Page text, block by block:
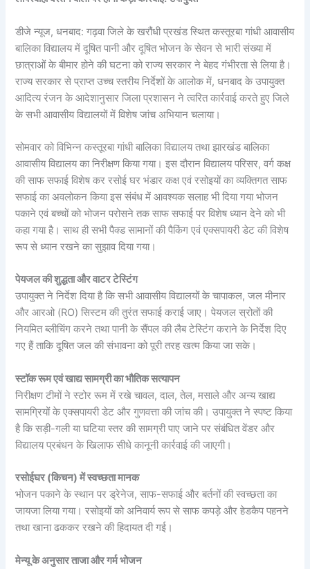
डीजे न्यूज, धनबाद: गढ़वा जिले के खरौंधी प्रखंड स्थित कस्तूरबा गांधी आवासीय
बालिका विद्यालय में दूषित पानी और दूषित भोजन के सेवन से भारी संख्या में
छात्राओं के बीमार होने की घटना को राज्य सरकार ने बेहद गंभीरता से लिया है।
राज्य सरकार से प्राप्त उच्च स्तरीय निर्देशों के आलोक में, धनबाद के उपायुक्त
आदित्य रंजन के आदेशानुसार जिला प्रशासन ने त्वरित कार्रवाई करते हुए जिले
के सभी आवासीय विद्यालयों में विशेष जांच अभियान चलाया।
सोमवार को विभिन्न कस्तूरबा गांधी बालिका विद्यालय तथा झारखंड बालिका
आवासीय विद्यालय का निरीक्षण किया गया। इस दौरान विद्यालय परिसर, वर्ग कक्ष
की साफ सफाई विशेष कर रसोई घर भंडार कक्ष एवं रसोइयों का व्यक्तिगत साफ
सफाई का अवलोकन किया इस संबंध में आवश्यक सलाह भी दिया गया भोजन
पकाने एवं बच्चों को भोजन परोसने तक साफ सफाई पर विशेष ध्यान देने को भी
कहा गया है। साथ ही सभी पैक्ड सामानों की पैकिंग एवं एक्सपायरी डेट की विशेष
रूप से ध्यान रखने का सुझाव दिया गया।
पेयजल की शुद्धता और वाटर टेस्टिंग
उपायुक्त ने निर्देश दिया है कि सभी आवासीय विद्यालयों के चापाकल, जल मीनार
और आरओ (RO) सिस्टम की तुरंत सफाई कराई जाए। पेयजल स्रोतों की
नियमित ब्लीचिंग करने तथा पानी के सैंपल की लैब टेस्टिंग कराने के निर्देश दिए
गए हैं ताकि दूषित जल की संभावना को पूरी तरह खत्म किया जा सके।
स्टॉक रूम एवं खाद्य सामग्री का भौतिक सत्यापन
निरीक्षण टीमों ने स्टोर रूम में रखे चावल, दाल, तेल, मसाले और अन्य खाद्य
सामग्रियों के एक्सपायरी डेट और गुणवत्ता की जांच की। उपायुक्त ने स्पष्ट किया
है कि सड़ी-गली या घटिया स्तर की सामग्री पाए जाने पर संबंधित वेंडर और
विद्यालय प्रबंधन के खिलाफ सीधे कानूनी कार्रवाई की जाएगी।
रसोईघर (किचन) में स्वच्छता मानक
भोजन पकाने के स्थान पर ड्रेनेज, साफ-सफाई और बर्तनों की स्वच्छता का
जायजा लिया गया। रसोइयों को अनिवार्य रूप से साफ कपड़े और हेडकैप पहनने
तथा खाना ढककर रखने की हिदायत दी गई।
मेन्यू के अनुसार ताजा और गर्म भोजन